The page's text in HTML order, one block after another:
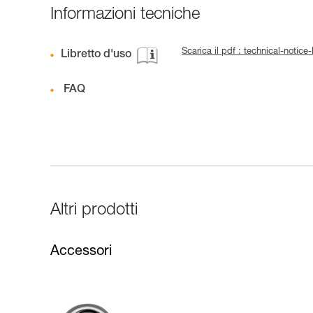
Informazioni tecniche
Libretto d'uso Scarica il pdf : technical-notice-
FAQ
Altri prodotti
Accessori